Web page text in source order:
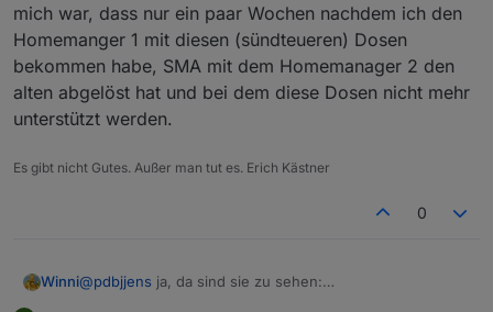
mich war, dass nur ein paar Wochen nachdem ich den
Homemanger 1 mit diesen (sündteueren) Dosen
bekommen habe, SMA mit dem Homemanager 2 den
alten abgelöst hat und bei dem diese Dosen nicht mehr
unterstützt werden.
Es gibt nicht Gutes. Außer man tut es. Erich Kästner
0
Winni@pdbjjens ja, da sind sie zu sehen: